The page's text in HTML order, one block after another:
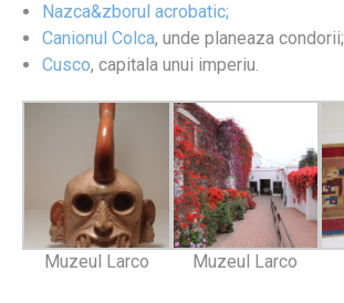
Nazca&zborul acrobatic;
Canionul Colca, unde planeaza condorii;
Cusco, capitala unui imperiu.
Muzeul Larco Muzeul Larco